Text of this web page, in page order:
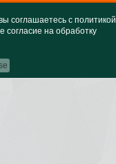
соглашаетесь с политикой
согласие на обработку